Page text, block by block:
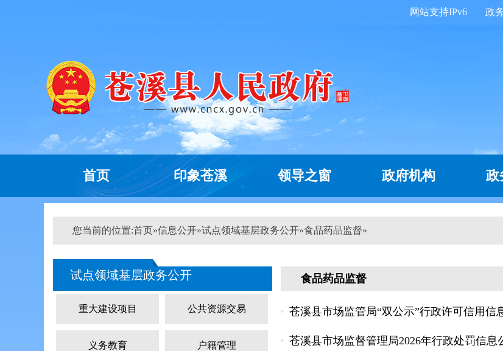
政
网站支持IPv6
首页 印象苍溪 领导之窗 政府机构 政
您当前的位置:首页»信息公开»试点领域基层政务公开»食品药品监督»
试点领域基层政务公开
重大建设项目 公共资源交易
义务教育 户籍管理
食品药品监督
苍溪县市场监管局“双公示”行政许可信用信
苍溪县市场监督管理局2026年行政处罚信息